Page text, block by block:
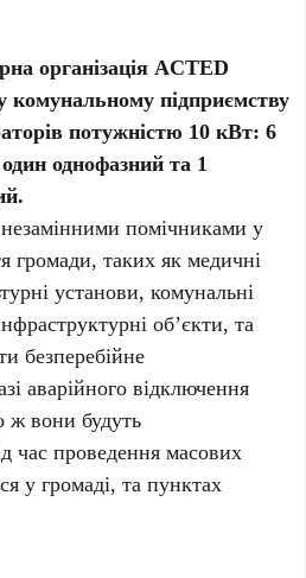
організація ACTED
комунальному підприємству
потужністю 10 кВт: 6
однофазний та 1
помічниками у
громади, таких як медичні
установи, комунальні
об’єкти, та
безперебійне
аварійного відключення
ж вони будуть
час проведення масових
у громаді, та пунктах